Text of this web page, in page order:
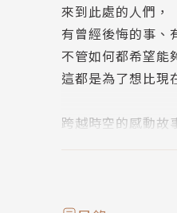
來到此處的人們，
有曾經後悔的事、
不管如何都希望能
這都是為了想比
跨越時空的感動故